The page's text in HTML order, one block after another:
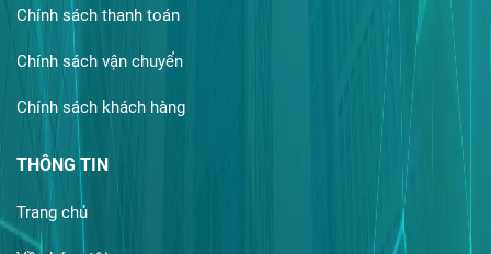
Chính sách thanh toán
Chính sách vận chuyển
Chính sách khách hàng
THÔNG TIN
Trang chủ